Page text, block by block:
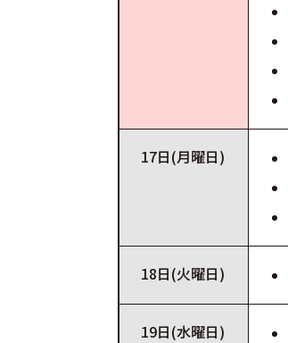
17日(月曜日)
18日(火曜日)
19日(水曜日)